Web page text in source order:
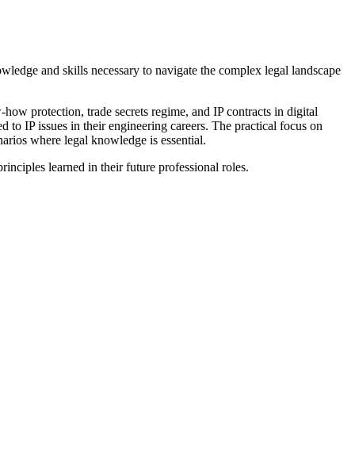
and skills necessary to navigate the complex legal landscape
protection, trade secrets regime, and IP contracts in digital
IP issues in their engineering careers. The practical focus on
where legal knowledge is essential.
learned in their future professional roles.